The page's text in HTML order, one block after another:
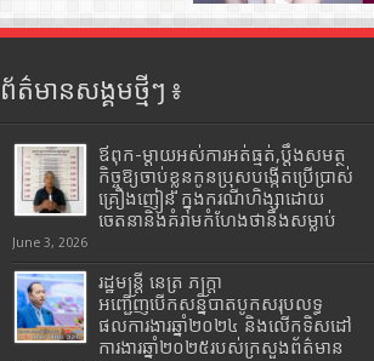
ព័ត៌មានសង្គមថ្មីៗ ៖
ឪពុក-ម្ដាយអស់ការអត់ធ្មត់,ប្ដឹងសមត្ថ
កិច្ចឱ្យចាប់ខ្លួនកូនប្រុសបង្កើតប្រើប្រាស់
គ្រឿងញៀន ក្នុងករណីហិង្សាដោយ
ចេតនានិងគំរាមកំហែងថានឹងសម្លាប់
June 3, 2026
រដ្ឋមន្រ្តី​ នេត្រ​ ភក្ត្រា​
អញ្ជើញបើកសន្និបាតបូកសរុបលទ្ធ
ផលការងារឆ្នាំ២០២៤ និងលើកទិសដៅ
ការងារឆ្នាំ២០២៥របស់​ក្រសួង​ព័ត៌មាន​